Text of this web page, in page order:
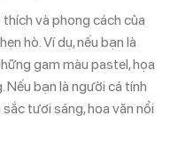
và phong cách của
hò. Ví dụ, nếu bạn là
gam màu pastel, họa
Nếu bạn là người cá tính
tươi sáng, hoa văn nổi